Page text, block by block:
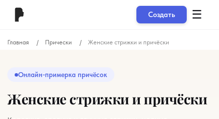
Создать ☰
Главная Прически Женские стрижки и причёски
Онлайн-примерка причёсок
Женские стрижки и причёски